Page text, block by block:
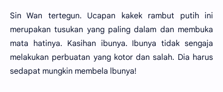
Sin Wan tertegun. Ucapan kakek rambut putih ini
merupakan tusukan yang paling dalam dan membuka
mata hatinya. Kasihan ibunya. Ibunya tidak sengaja
melakukan perbuatan yang kotor dan salah. Dia harus
sedapat mungkin membela lbunya!